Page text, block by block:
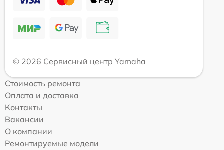
© 2026 Сервисный центр Yamaha
Стоимость ремонта
Оплата и доставка
Контакты
Вакансии
О компании
Ремонтируемые модели